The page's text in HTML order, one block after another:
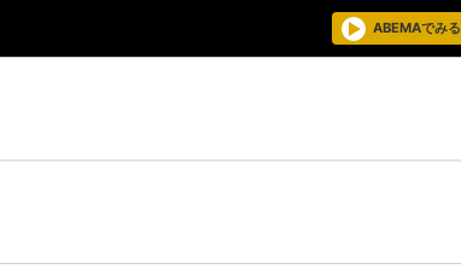
ABEMAでみる